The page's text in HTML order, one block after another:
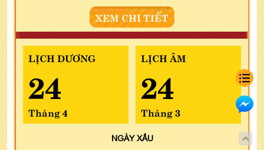
XEM CHI TIẾT
LỊCH DƯƠNG
24
Tháng 4
LỊCH ÂM
24
Tháng 3
NGÀYXẤU